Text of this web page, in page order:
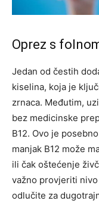
Oprez s
Jedan od čestih
kiselina, koja je
zrnaca. Međutim,
bez medicinske
B12. Ovo je
manjak B12 može
ili čak oštećenje
važno provjeriti
odlučite za